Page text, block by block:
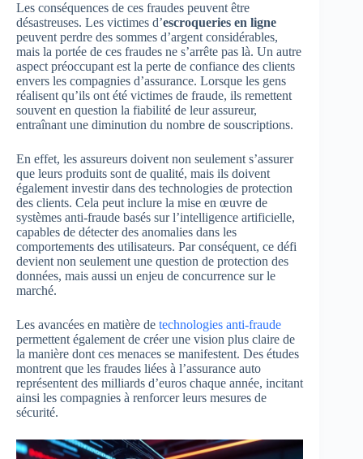
Les conséquences de ces fraudes peuvent être
désastreuses. Les victimes d’escroqueries en ligne
peuvent perdre des sommes d’argent considérables,
mais la portée de ces fraudes ne s’arrête pas là. Un autre
aspect préoccupant est la perte de confiance des clients
envers les compagnies d’assurance. Lorsque les gens
réalisent qu’ils ont été victimes de fraude, ils remettent
souvent en question la fiabilité de leur assureur,
entraînant une diminution du nombre de souscriptions.
En effet, les assureurs doivent non seulement s’assurer
que leurs produits sont de qualité, mais ils doivent
également investir dans des technologies de protection
des clients. Cela peut inclure la mise en œuvre de
systèmes anti-fraude basés sur l’intelligence artificielle,
capables de détecter des anomalies dans les
comportements des utilisateurs. Par conséquent, ce défi
devient non seulement une question de protection des
données, mais aussi un enjeu de concurrence sur le
marché.
Les avancées en matière de technologies anti-fraude
permettent également de créer une vision plus claire de
la manière dont ces menaces se manifestent. Des études
montrent que les fraudes liées à l’assurance auto
représentent des milliards d’euros chaque année, incitant
ainsi les compagnies à renforcer leurs mesures de
sécurité.